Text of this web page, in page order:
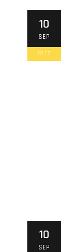
10
SEP
2017
10
SEP